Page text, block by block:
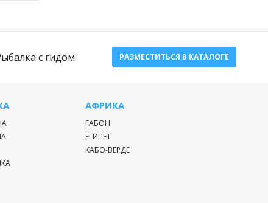
с гидом РАЗМЕСТИТЬСЯ В КАТАЛОГЕ
АФРИКА
ГАБОН
ЕГИПЕТ
КАБО-ВЕРДЕ